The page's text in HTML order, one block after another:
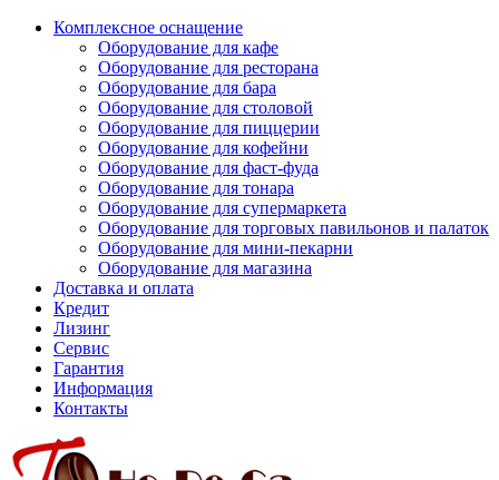
Комплексное оснащение
Оборудование для кафе
Оборудование для ресторана
Оборудование для бара
Оборудование для столовой
Оборудование для пиццерии
Оборудование для кофейни
Оборудование для фаст-фуда
Оборудование для тонара
Оборудование для супермаркета
Оборудование для торговых павильонов и палаток
Оборудование для мини-пекарни
Оборудование для магазина
Доставка и оплата
Кредит
Лизинг
Сервис
Гарантия
Информация
Контакты